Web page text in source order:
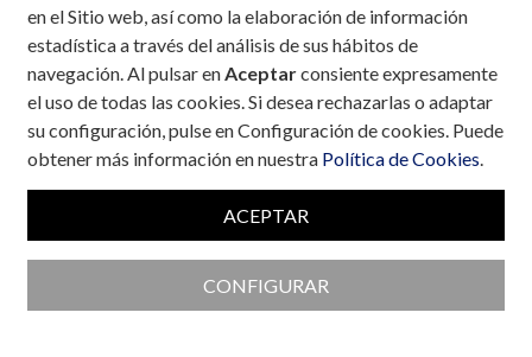
en el Sitio web, así como la elaboración de información
estadística a través del análisis de sus hábitos de
navegación. Al pulsar enAceptarconsiente expresamente
el uso de todas las cookies. Si desea rechazarlas o adaptar
su configuración, pulse en Configuración de cookies. Puede
obtener más información en nuestra Política de Cookies.
ACEPTAR
CONFIGURAR
19 de diciembre, 2001
Descargar fichero de la noticia completa (formato
pdf)